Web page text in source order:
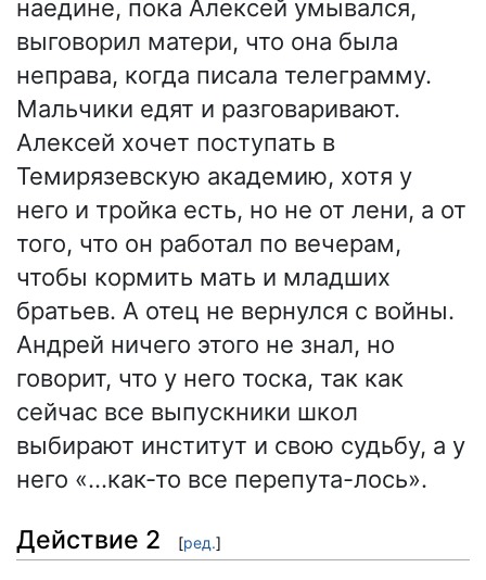
наедине, пока Алексей умывался,
выговорил матери, что она была
неправа, когда писала телеграмму.
Мальчики едят и разговаривают.
Алексей хочет поступать в
Темирязевскую академию, хотя у
него и тройка есть, но не от лени, а от
того, что он работал по вечерам,
чтобы кормить мать и младших
братьев. А отец не вернулся с войны.
Андрей ничего этого не знал, но
говорит, что у него тоска, так как
сейчас все выпускники школ
выбирают институт и свою судьбу, а у
него «…как-то все перепута-лось».
Действие 2 [ред.]